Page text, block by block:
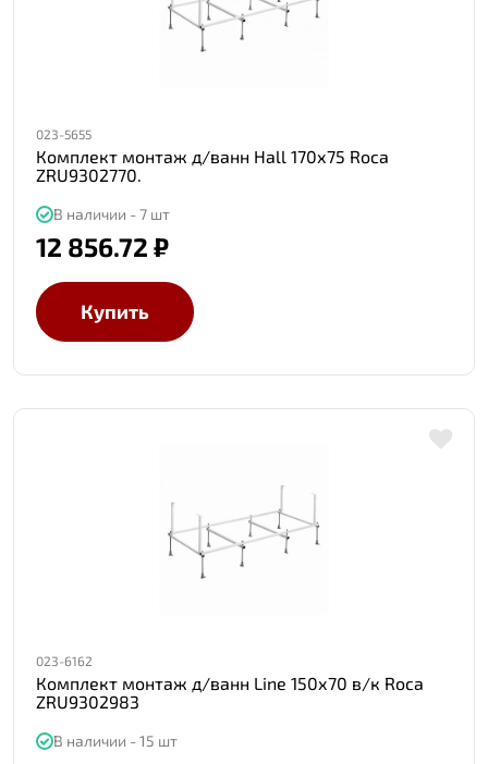
023-5655
Комплект монтаж д/ванн Hall 170х75 Roca
ZRU9302770.
В наличии - 7 шт
12 856.72 ₽
Купить
023-6162
Комплект монтаж д/ванн Line 150х70 в/к Roca
ZRU9302983
В наличии - 15 шт